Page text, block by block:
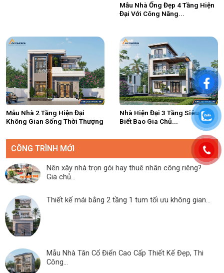
Mẫu Nhà Ống Đẹp 4 Tầng Hiện
Đại Với Công Năng...
Mẫu Nhà 2 Tầng Hiện Đại
Không Gian Sống Thời Thượng
Nhà Hiện Đại 3 Tầng Siêu Đẹp
Biết Bao Gia Chủ...
CÔNG TRÌNH MỚI
Nên xây nhà trọn gói hay thuê nhân công riêng?
Gia chủ...
Thiết kế mái bằng 2 tầng 1 tum tối ưu không gian...
Mẫu Nhà Tân Cổ Điển Cao Cấp Thiết Kế Đẹp, Thi
Công...